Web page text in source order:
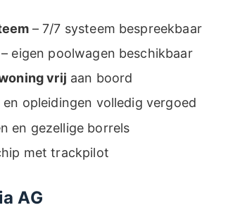
– 7/7 systeem bespreekbaar
eigen poolwagen beschikbaar
vrij aan boord
en opleidingen volledig vergoed
en gezellige borrels
met trackpilot
AG